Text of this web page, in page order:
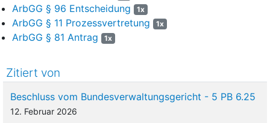
ArbGG § 96 Entscheidung 1x
ArbGG § 11 Prozessvertretung 1x
ArbGG § 81 Antrag 1x
Zitiert von
Beschluss vom Bundesverwaltungsgericht - 5 PB 6.25
12. Februar 2026